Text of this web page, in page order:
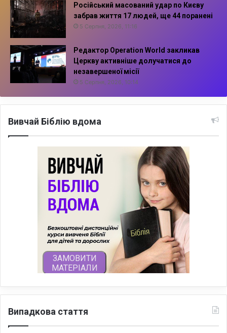
Російський масований удар по Києву
забрав життя 17 людей, ще 44 поранені
5 Серпня, 2026, 11:16
Редактор Operation World закликав
Церкву активніше долучатися до
незавершеної місії
5 Серпня, 2026, 10:14
Вивчай Біблію вдома
Випадкова стаття